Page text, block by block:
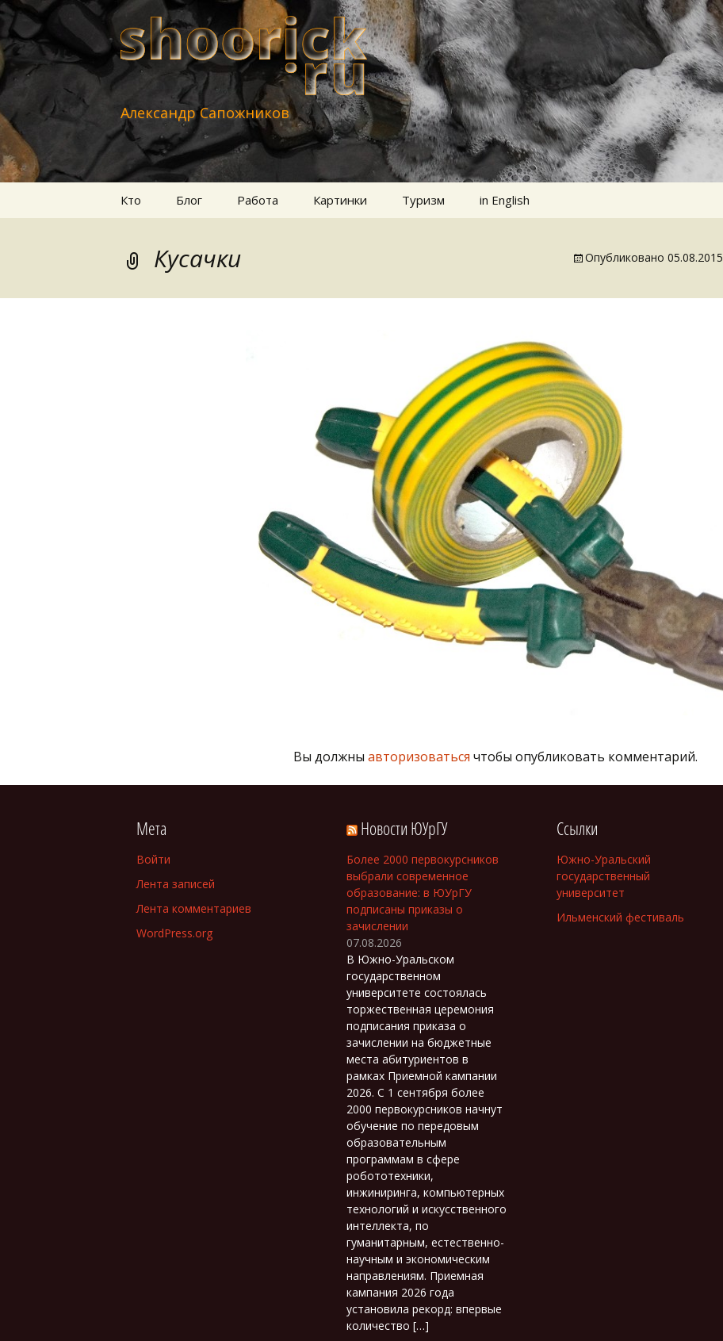
Александр Сапожников
Кто Блог Работа Картинки Туризм in English
Кусачки Опубликовано 05.08.2015
Вы должны авторизоваться чтобы опубликовать комментарий.
Мета
Войти
Лента записей
Лента комментариев
WordPress.org
Новости ЮУрГУ
Более 2000 первокурсников
выбрали современное
образование: в ЮУрГУ
подписаны приказы о
зачислении
07.08.2026
В Южно-Уральском
государственном
университете состоялась
торжественная церемония
подписания приказа о
зачислении на бюджетные
места абитуриентов в
рамках Приемной кампании
2026. С 1 сентября более
2000 первокурсников начнут
обучение по передовым
образовательным
программам в сфере
робототехники,
инжиниринга, компьютерных
технологий и искусственного
интеллекта, по
гуманитарным, естественно-
научным и экономическим
направлениям. Приемная
кампания 2026 года
установила рекорд: впервые
количество […]
Ссылки
Южно-Уральский
государственный
университет
Ильменский фестиваль